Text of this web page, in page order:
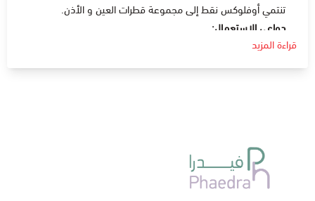
تنتمي أوفلوكس نقط إلى مجموعة قطرات العين و الأذن.
دواعي الإستعمال:
يحتوي على مادة أفلوكساسين و هي مادة مضادة للبكتيريا و
تستخدم في علاج العدوى البكتيرية في العين و الأذن و علاج
تشوش في الرؤية.
إحمرار و هيجان بالعين.
ننصحك دائما بالتواصل مع طبيبك الخاص أو الصيدلي قبل البدء
قراءة المزيد